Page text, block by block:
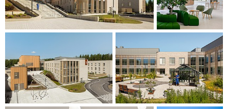
Pitkäniemi, som har en naturträdgårdsliknande miljö, och
Tammerfors industriarv som kombinerar tegel och trä med
den omgivande naturen. Båda anses främja
läkningsprocessen. Kombinationen av dessa element skapar
en modern, lokalt förankrad miljö med både patient och
personal i fokus – en helande miljö för det gemensamma
bästa.
Kliniken erbjuder 180 bäddar för olika psykiatriska